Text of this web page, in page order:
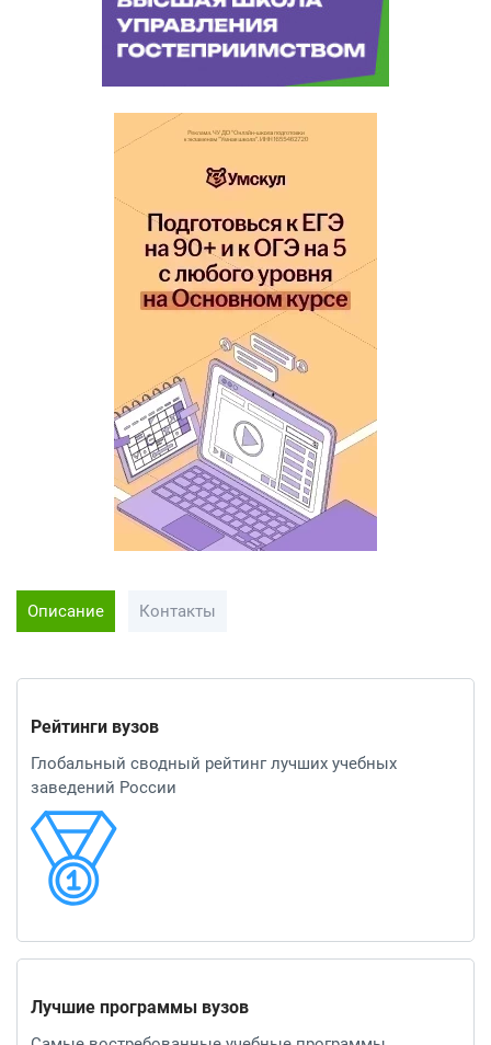
Описание Контакты
Рейтинги вузов
Глобальный сводный рейтинг лучших учебных
заведений России
Лучшие программы вузов